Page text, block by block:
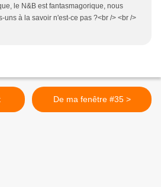
le N&B est fantasmagorique, nous
uns à la savoir n'est-ce pas ?<br /> <br />
De ma fenêtre #35 >